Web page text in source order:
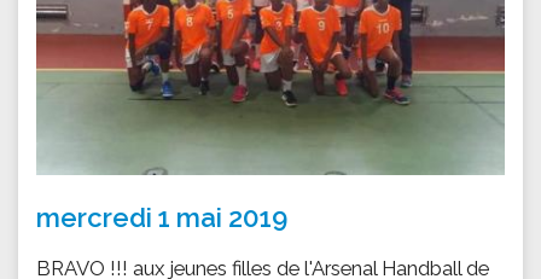
mercredi 1 mai 2019
BRAVO !!! aux jeunes filles de l'Arsenal Handball de